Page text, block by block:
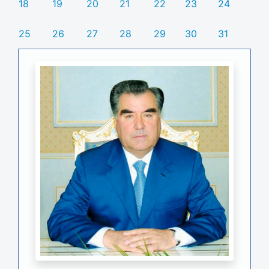
18 19 20 21 22 23 24
25 26 27 28 29 30 31